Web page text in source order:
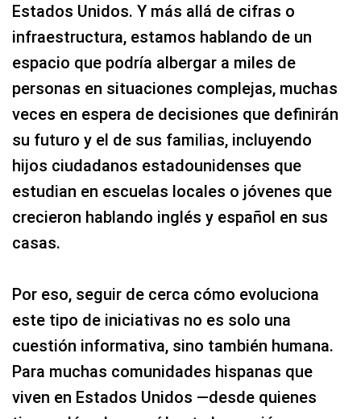
Estados Unidos. Y más allá de cifras o
infraestructura, estamos hablando de un
espacio que podría albergar a miles de
personas en situaciones complejas, muchas
veces en espera de decisiones que definirán
su futuro y el de sus familias, incluyendo
hijos ciudadanos estadounidenses que
estudian en escuelas locales o jóvenes que
crecieron hablando inglés y español en sus
casas.
Por eso, seguir de cerca cómo evoluciona
este tipo de iniciativas no es solo una
cuestión informativa, sino también humana.
Para muchas comunidades hispanas que
viven en Estados Unidos —desde quienes